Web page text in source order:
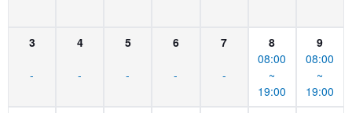
3
-
4
-
5
-
6
-
7
-
8
08:00
~
19:00
9
08:00
~
19:00